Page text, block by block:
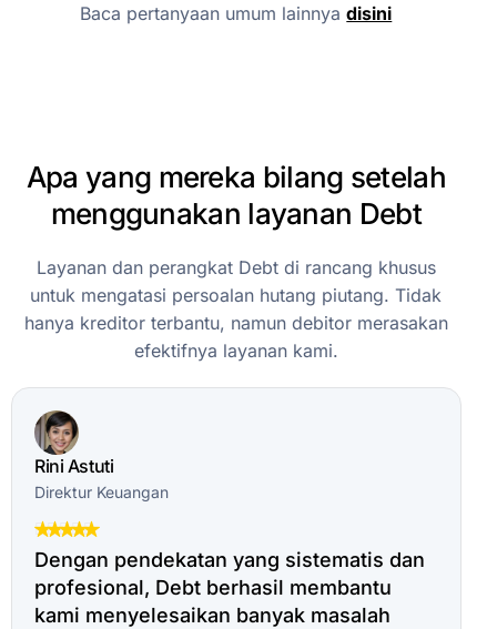
Baca pertanyaan umum lainnyadisini
Apa yang mereka bilang setelah
menggunakan layanan Debt
Layanan dan perangkat Debt di rancang khusus
untuk mengatasi persoalan hutang piutang. Tidak
hanya kreditor terbantu, namun debitor merasakan
efektifnya layanan kami.
Rini Astuti
Direktur Keuangan
Dengan pendekatan yang sistematis dan
profesional, Debt berhasil membantu
kami menyelesaikan banyak masalah